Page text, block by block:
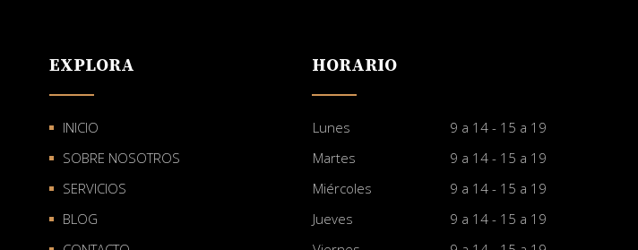
EXPLORA
INICIO
SOBRE NOSOTROS
SERVICIOS
BLOG
HORARIO
Lunes
9 a 14 - 15 a 19
Martes
9 a 14 - 15 a 19
Miércoles
9 a 14 - 15 a 19
Jueves
9 a 14 - 15 a 19